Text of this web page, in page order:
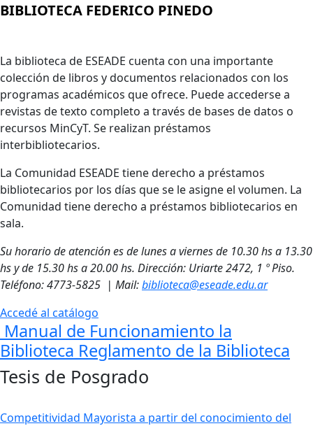
BIBLIOTECA FEDERICO PINEDO
La biblioteca de ESEADE cuenta con una importante
colección de libros y documentos relacionados con los
programas académicos que ofrece. Puede accederse a
revistas de texto completo a través de bases de datos o
recursos MinCyT. Se realizan préstamos
interbibliotecarios.
La Comunidad ESEADE tiene derecho a préstamos
bibliotecarios por los días que se le asigne el volumen. La
Comunidad tiene derecho a préstamos bibliotecarios en
sala.
Su horario de atención es de lunes a viernes de 10.30 hs a 13.30
hs y de 15.30 hs a 20.00 hs. Dirección: Uriarte 2472, 1 º Piso.
Teléfono: 4773-5825 | Mail:biblioteca@eseade.edu.ar
Accedé al catálogo
Manual de Funcionamiento la
Biblioteca Reglamento de la Biblioteca
Tesis de Posgrado
Competitividad Mayorista a partir del conocimiento del